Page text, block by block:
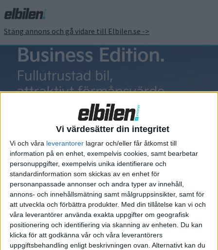
Vi värdesätter din integritet
Vi och våra leverantorer lagrar och/eller får åtkomst till
information på en enhet, exempelvis cookies, samt bearbetar
personuppgifter, exempelvis unika identifierare och
standardinformation som skickas av en enhet för
personanpassade annonser och andra typer av innehåll,
annons- och innehållsmätning samt målgruppsinsikter, samt för
att utveckla och förbättra produkter. Med din tillåtelse kan vi och
våra leverantörer använda exakta uppgifter om geografisk
positionering och identifiering via skanning av enheten. Du kan
klicka för att godkänna vår och våra leverantörers
uppgiftsbehandling enligt beskrivningen ovan. Alternativt kan du
Stäng annons och gå vidare till Elbilen.se ->
Peter Carlsson
Elbilens nyhetsbrev
Håll dig uppdaterad om de senaste nyheterna!
Prenumerera